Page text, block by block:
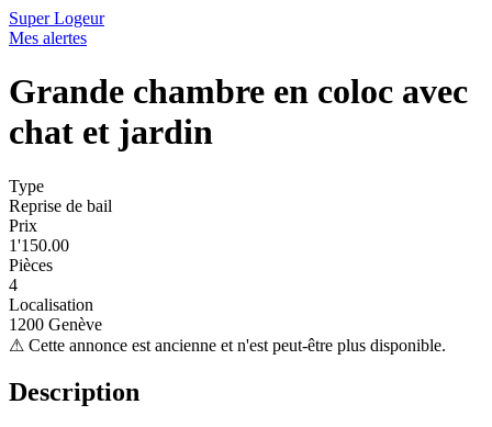
Super Logeur
Mes alertes
Grande chambre en coloc avec
chat et jardin
Type
Reprise de bail
Prix
1'150.00
Pièces
4
Localisation
1200 Genève
⚠ Cette annonce est ancienne et n'est peut-être plus disponible.
Description